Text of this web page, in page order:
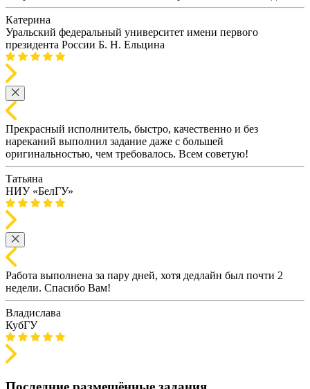
Катерина
Уральский федеральный университет имени первого
президента России Б. Н. Ельцина
Прекрасный исполнитель, быстро, качественно и без
нареканий выполнил задание даже с большей
оригинальностью, чем требовалось. Всем советую!
Татьяна
НИУ «БелГУ»
Работа выполнена за пару дней, хотя дедлайн был почти 2
недели. Спасибо Вам!
Владислава
КубГУ